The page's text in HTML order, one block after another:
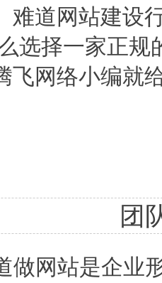
难道网站建设
选择一家正
飞网络小编就
团
网站是企业形